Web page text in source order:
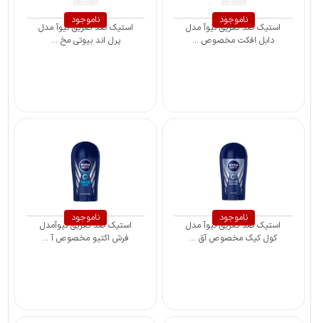
ناموجود
استیک ضد تعریق نیوآ مدل
دابل افکت مخصوص ...
ناموجود
استیک ضد تعریق نیوآ مدل
پرل اند بیوتی مخ ...
ناموجود
استیک ضد تعریق نیوآ مدل
کول کیک مخصوص آق ...
ناموجود
استیک ضد تعریق نیوآمدل
فرش اکتیو مخصوص آ ...